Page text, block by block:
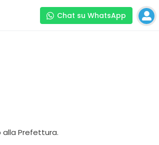
Chat su WhatsApp
alla Prefettura.